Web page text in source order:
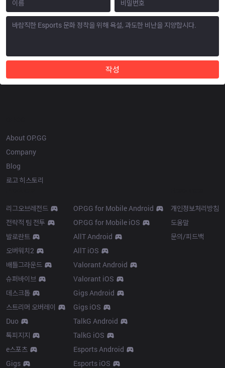
작성
About OP.GG
Company
Blog
로고 히스토리
리그오브레전드
전략적 팀 전투
발로란트
오버워치2
배틀그라운드
슈퍼바이브
데스크톱
스트리머 오버레이
Duo
톡피지지
e스포츠
Gigs
OP.GG for Mobile Android
OP.GG for Mobile iOS
AllT Android
AllT iOS
Valorant Android
Valorant iOS
Gigs Android
Gigs iOS
TalkG Android
TalkG iOS
Esports Android
Esports iOS
개인정보처리방침
도움말
문의/피드백